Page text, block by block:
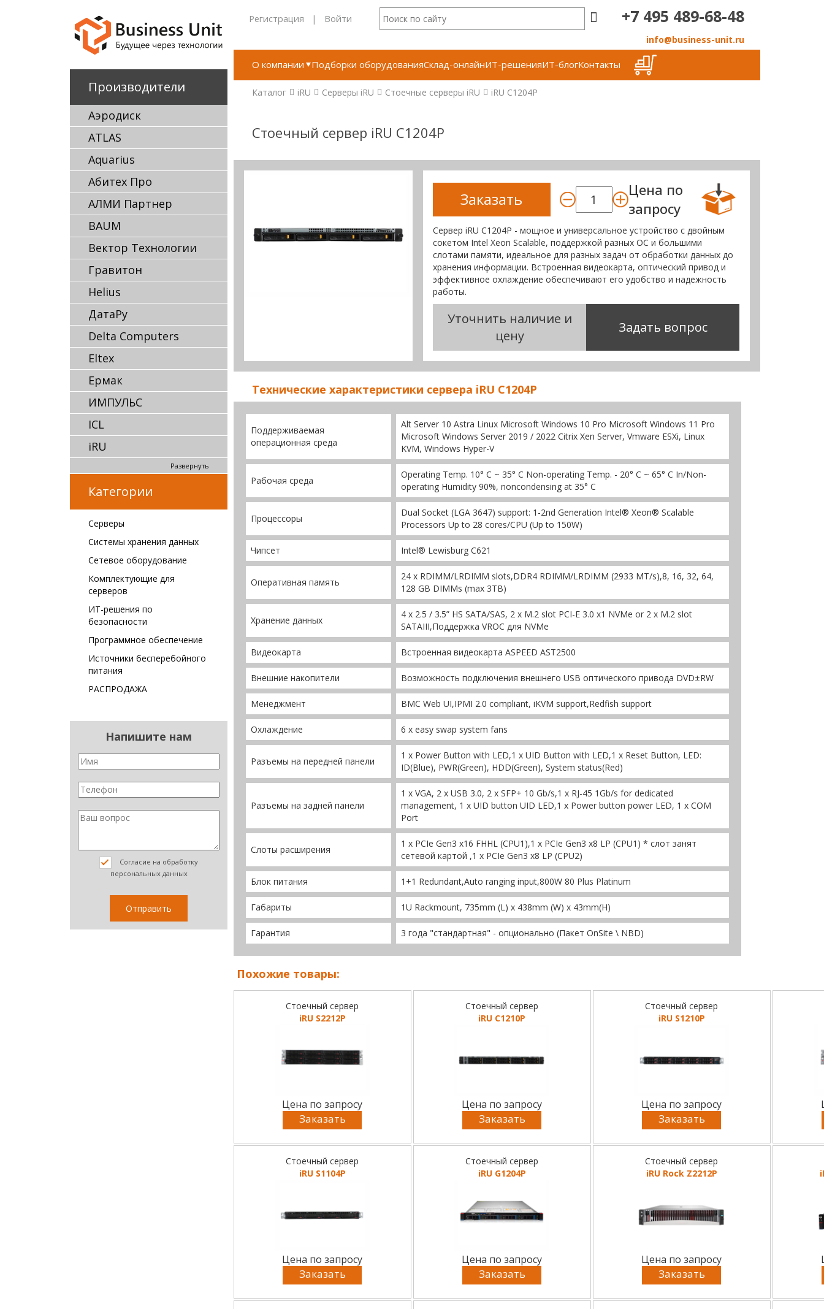
Производители
Аэродиск
ATLAS
Aquarius
Абитех Про
АЛМИ Партнер
BAUM
Вектор Технологии
Гравитон
Helius
ДатаРу
Delta Computers
Eltex
Ермак
ИМПУЛЬС
ICL
iRU
Развернуть
Категории
Серверы
Системы хранения данных
Сетевое оборудование
Комплектующие для
серверов
ИТ-решения по
безопасности
Программное обеспечение
Источники бесперебойного
питания
РАСПРОДАЖА
Напишите нам
Согласие на обработку
персональных данных
Регистрация | Войти +7 495 489-68-48
info@business-unit.ru
О компании Подборки оборудованияСклад-онлайнИТ-решенияИТ-блогКонтакты
Каталог iRU Серверы iRU Стоечные серверы iRU iRU C1204P
Стоечный сервер iRU C1204P
Заказать
Цена по
запросу
Сервер iRU C1204P - мощное и универсальное устройство с двойным
сокетом Intel Xeon Scalable, поддержкой разных ОС и большими
слотами памяти, идеальное для разных задач от обработки данных до
хранения информации. Встроенная видеокарта, оптический привод и
эффективное охлаждение обеспечивают его удобство и надежность
работы.
Уточнить наличие и
цену
Задать вопрос
Технические характеристики сервера iRU C1204P
Поддерживаемая
операционная среда
Alt Server 10 Astra Linux Microsoft Windows 10 Pro Microsoft Windows 11 Pro
Microsoft Windows Server 2019 / 2022 Citrix Xen Server, Vmware ESXi, Linux
KVM, Windows Hyper-V
Рабочая среда
Operating Temp. 10° C ~ 35° C Non-operating Temp. - 20° C ~ 65° C In/Non-
operating Humidity 90%, noncondensing at 35° C
Процессоры
Dual Socket (LGA 3647) support: 1-2nd Generation Intel® Xeon® Scalable
Processors Up to 28 cores/CPU (Up to 150W)
Чипсет Intel® Lewisburg C621
Оперативная память
24 x RDIMM/LRDIMM slots,DDR4 RDIMM/LRDIMM (2933 MT/s),8, 16, 32, 64,
128 GB DIMMs (max 3TB)
Хранение данных
4 x 2.5 / 3.5” HS SATA/SAS, 2 x M.2 slot PCI-E 3.0 x1 NVMe or 2 x M.2 slot
SATAIII,Поддержка VROC для NVMe
Видеокарта Встроенная видеокарта ASPEED AST2500
Внешние накопители Возможность подключения внешнего USB оптического привода DVD±RW
Менеджмент BMC Web UI,IPMI 2.0 compliant, iKVM support,Redfish support
Охлаждение 6 x easy swap system fans
Разъемы на передней панели
1 x Power Button with LED,1 x UID Button with LED,1 x Reset Button, LED:
ID(Blue), PWR(Green), HDD(Green), System status(Red)
Разъемы на задней панели
1 x VGA, 2 x USB 3.0, 2 x SFP+ 10 Gb/s,1 x RJ-45 1Gb/s for dedicated
management, 1 x UID button UID LED,1 x Power button power LED, 1 x COM
Port
Слоты расширения
1 x PCIe Gen3 x16 FHHL (CPU1),1 x PCIe Gen3 x8 LP (CPU1) * слот занят
сетевой картой ,1 x PCIe Gen3 x8 LP (CPU2)
Блок питания 1+1 Redundant,Auto ranging input,800W 80 Plus Platinum
Габариты 1U Rackmount, 735mm (L) x 438mm (W) x 43mm(H)
Гарантия 3 года "стандартная" - опционально (Пакет OnSite \ NBD)
Похожие товары:
Стоечный сервер
iRU S2212P
Цена по запросу
Заказать
Стоечный сервер
iRU C1210P
Цена по запросу
Заказать
Стоечный сервер
iRU S1210P
Цена по запросу
Заказать
Стоечный сервер
iRU S1104P
Цена по запросу
Заказать
Стоечный сервер
iRU G1204P
Цена по запросу
Заказать
Стоечный сервер
iRU Rock Z2212P
Цена по запросу
Заказать